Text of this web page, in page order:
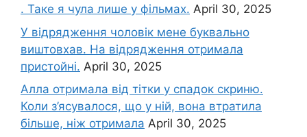
. Таке я чула лише у фільмах. April 30, 2025
У відрядження чоловік мене буквально
виштовхав. На відрядження отримала
пристойні. April 30, 2025
Алла отримала від тітки у спадок скриню.
Коли з’ясувалося, що у ній, вона втратила
більше, ніж отримала April 30, 2025